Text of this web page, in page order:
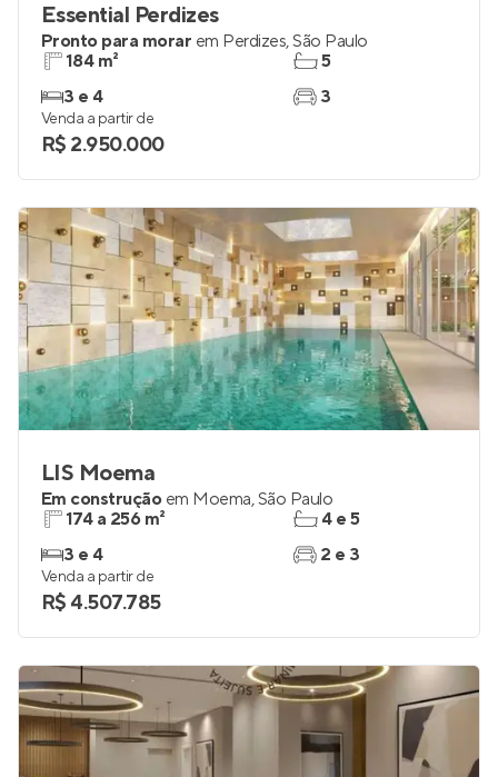
Essential Perdizes
Pronto para morar em Perdizes,São Paulo
184 m²
3 e 4
5
3
Venda a partir de
R$ 2.950.000
LIS Moema
Em construção em Moema,São Paulo
174 a 256 m²
3 e 4
4 e 5
2 e 3
Venda a partir de
R$ 4.507.785